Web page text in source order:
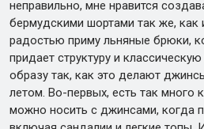
неправильно, мне нравится
бермудскими шортами так же, как
радостью приму льняные брюки,
придает структуру и
образу так, как это делают
летом. Во-первых, есть так много
можно носить с джинсами, когда